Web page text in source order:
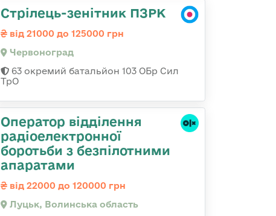
Стрілець-зенітник ПЗРК
від 21000 до 125000 грн
Червоноград
63 окремий батальйон 103 ОБр Сил
ТрО
Оператор відділення
радіоелектронної
боротьби з безпілотними
апаратами
від 22000 до 120000 грн
Луцьк, Волинська область